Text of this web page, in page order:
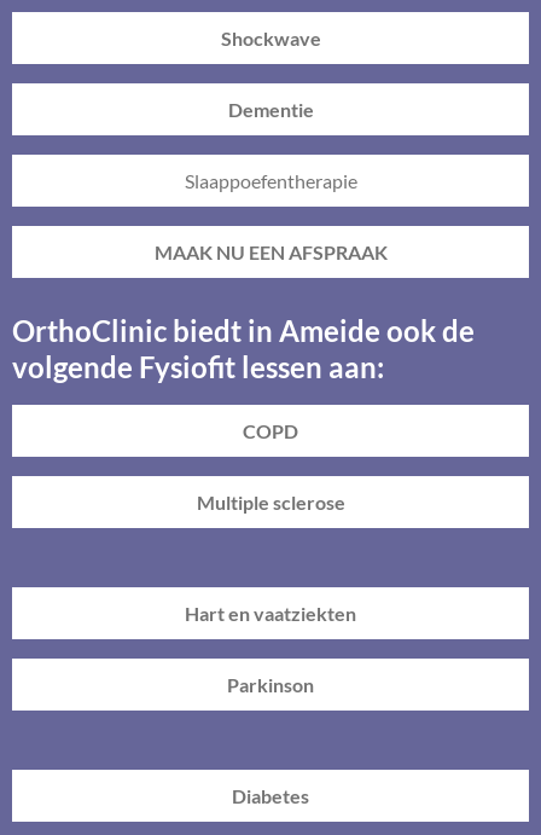
Shockwave
Dementie
Slaappoefentherapie
MAAK NU EEN AFSPRAAK
OrthoClinic biedt in Ameide ook de
volgende Fysiofit lessen aan:
COPD
Multiple sclerose
Hart en vaatziekten
Parkinson
Diabetes